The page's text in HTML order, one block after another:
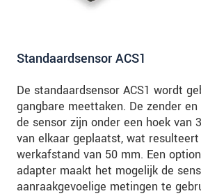
Standaardsensor ACS1
De standaardsensor ACS1 wordt
gangbare meettaken. De zender
de sensor zijn onder een hoek van
van elkaar geplaatst, wat
werkafstand van 50 mm. Een
adapter maakt het mogelijk de
aanraakgevoelige metingen te